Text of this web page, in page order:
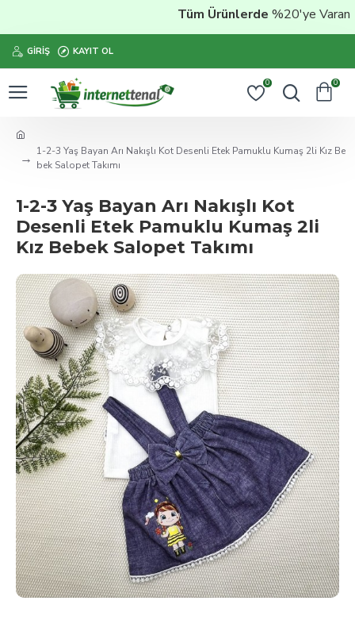
Tüm Ürünlerde%20'ye Varan
GIRIŞ KAYIT OL
0 0
1-2-3 Yaş Bayan Arı Nakışlı Kot Desenli Etek Pamuklu Kumaş 2li Kız Be
bek Salopet Takımı
1-2-3 Yaş Bayan Arı Nakışlı Kot
Desenli Etek Pamuklu Kumaş 2li
Kız Bebek Salopet Takımı